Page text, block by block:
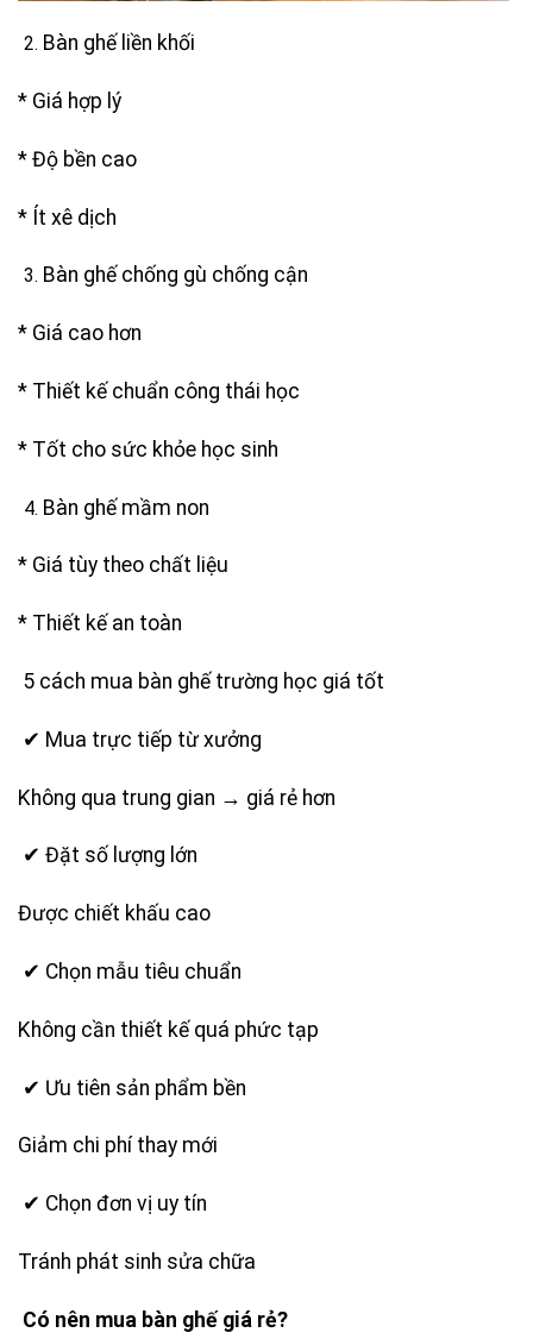
Bàn ghế liền khối
* Giá hợp lý
* Độ bền cao
* Ít xê dịch
Bàn ghế chống gù chống cận
* Giá cao hơn
* Thiết kế chuẩn công thái học
* Tốt cho sức khỏe học sinh
Bàn ghế mầm non
* Giá tùy theo chất liệu
* Thiết kế an toàn
5 cách mua bàn ghế trường học giá tốt
✔ Mua trực tiếp từ xưởng
Không qua trung gian → giá rẻ hơn
✔ Đặt số lượng lớn
Được chiết khấu cao
✔ Chọn mẫu tiêu chuẩn
Không cần thiết kế quá phức tạp
✔ Ưu tiên sản phẩm bền
Giảm chi phí thay mới
✔ Chọn đơn vị uy tín
Tránh phát sinh sửa chữa
Có nên mua bàn ghế giá rẻ?